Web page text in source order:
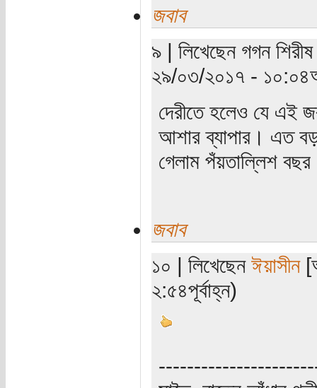
জবাব
৯ | লিখেছেন গগন
২৯/০৩/২০১৭ -
দেরীতে হলেও যে এই
আশার ব্যাপার। এত
গেলাম পঁয়তাল্লিশ বছর
জবাব
১০ | লিখেছেন ঈয়াসীন
২:৫৪পূর্বাহ্ন)